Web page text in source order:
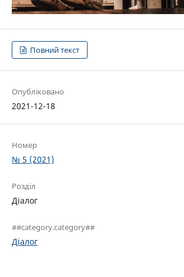
Повний текст
Опубліковано
2021-12-18
Номер
№ 5 (2021)
Розділ
Діалог
##category.category##
Діалог